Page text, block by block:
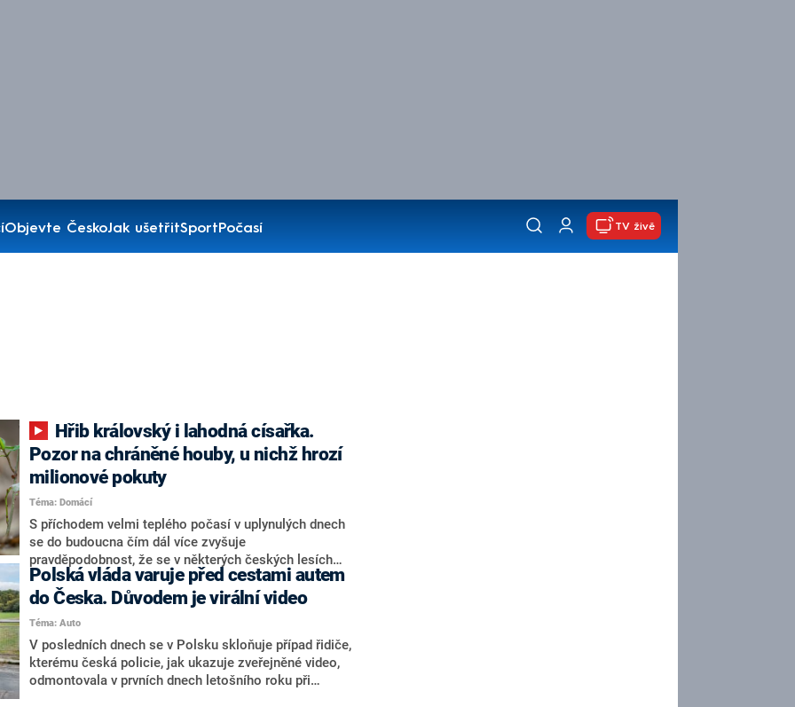
Objevte ČeskoJak ušetřitSportPočasí TV živě
Pozor na chráněné houby, u nichž hrozí
milionové pokuty
Téma: Domácí
S příchodem velmi teplého počasí v uplynulých dnech
se do budoucna čím dál více zvyšuje
pravděpodobnost, že se v některých českých lesích
objeví kriticky ohrožené druhy hub. Mezi nejznámější
zástupce této skupiny patří hřib královský a
muchomůrka císařka. V obou případech jde o krásné a
hlavně gastronomicky výtečné exponáty. Za jejich sběr
ovšem hrozí drastické pokuty, jelikož to jsou zvláště
chráněné druhy. Ministerstvo životního prostředí radí,
jak při objevení takových hub postupovat.
Polská vláda varuje před cestami autem
do Česka. Důvodem je virální video
Téma: Auto
V posledních dnech se v Polsku skloňuje případ řidiče,
kterému česká policie, jak ukazuje zveřejněné video,
odmontovala v prvních dnech letošního roku při